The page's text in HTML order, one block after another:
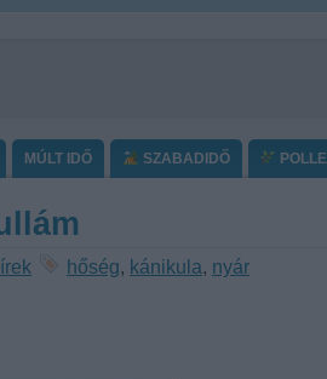
MÚLT IDŐ SZABADIDŐ
hőség, kánikula, nyár